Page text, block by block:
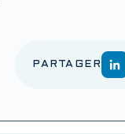
PARTAGER